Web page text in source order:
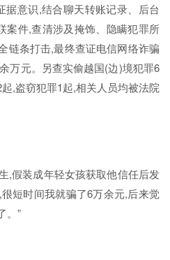
据意识,结合聊天转账记录、后台
案件,查清涉及掩饰、隐瞒犯罪所
链条打击,最终查证电信网络诈骗
万元。另查实偷越国(边)境犯罪6
,盗窃犯罪1起,相关人员均被法院
,假装成年轻女孩获取他信任后发
短时间我就骗了6万余元,后来觉
。”